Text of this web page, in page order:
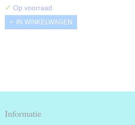
✓ Op voorraad
IN WINKELWAGEN
Informatie